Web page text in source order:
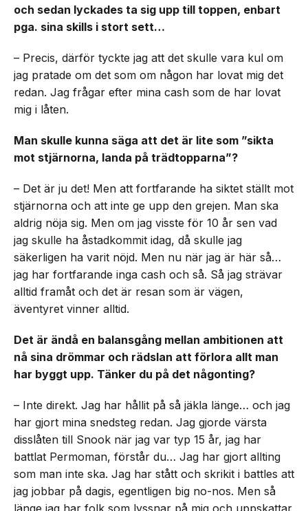
och sedan lyckades ta sig upp till toppen, enbart
pga. sina skills i stort sett…
– Precis, därför tyckte jag att det skulle vara kul om
jag pratade om det som om någon har lovat mig det
redan. Jag frågar efter mina cash som de har lovat
mig i låten.
Man skulle kunna säga att det är lite som ”sikta
mot stjärnorna, landa på trädtopparna”?
– Det är ju det! Men att fortfarande ha siktet ställt mot
stjärnorna och att inte ge upp den grejen. Man ska
aldrig nöja sig. Men om jag visste för 10 år sen vad
jag skulle ha åstadkommit idag, då skulle jag
säkerligen ha varit nöjd. Men nu när jag är här så…
jag har fortfarande inga cash och så. Så jag strävar
alltid framåt och det är resan som är vägen,
äventyret vinner alltid.
Det är ändå en balansgång mellan ambitionen att
nå sina drömmar och rädslan att förlora allt man
har byggt upp. Tänker du på det någonting?
– Inte direkt. Jag har hållit på så jäkla länge… och jag
har gjort mina snedsteg redan. Jag gjorde värsta
disslåten till Snook när jag var typ 15 år, jag har
battlat Permoman, förstår du… Jag har gjort allting
som man inte ska. Jag har stått och skrikit i battles att
jag jobbar på dagis, egentligen big no-nos. Men så
länge jag har folk som lyssnar på mig och uppskattar